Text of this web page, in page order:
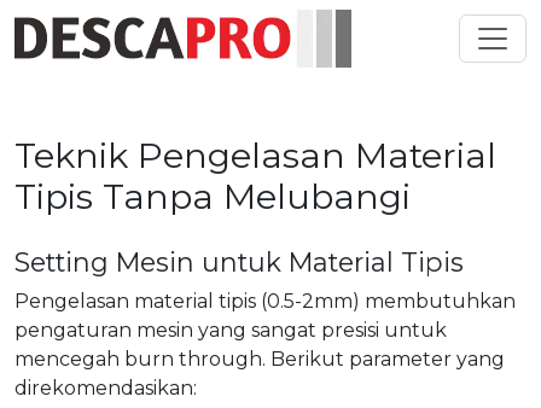
Teknik Pengelasan Material
Tipis Tanpa Melubangi
Setting Mesin untuk Material Tipis
Pengelasan material tipis (0.5-2mm) membutuhkan
pengaturan mesin yang sangat presisi untuk
mencegah burn through. Berikut parameter yang
direkomendasikan: